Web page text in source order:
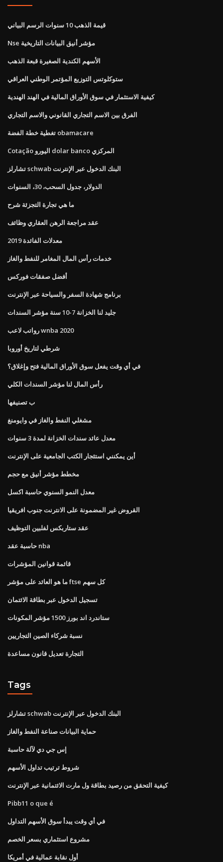
قيمة الذهب 10 سنوات الرسم البياني
Nse مؤشر أنيق البيانات التاريخية
الأسهم الكندية الصغيرة قبعة الذهب
ستوكلوتس التوزيع المؤتمر الوطني العراقي
كيفية الاستثمار في سوق الأوراق المالية في الهند الهندية
الفرق بين الاسم التجاري القانوني والاسم التجاري
تغطية خطة الفضة obamacare
Cotação اليورو dolar banco المركزي
تشارلز schwab البنك الدخول عبر الإنترنت
الدولار، جدول السحب، 30، السنوات
ما هي تجارة التجزئة شرح
عقد مراجعة الرهن العقاري وظائف
معدلات الفائدة 2019
خدمات رأس المال المغامر للنفط والغاز
أفضل صفقات فوركس
برنامج شهادة السفر والسياحة عبر الإنترنت
جليد لنا الخزانة 7-10 سنة مؤشر السندات
رواتب لاعب wnba 2020
شرطي لتاريخ أوروبا
في أي وقت يفعل سوق الأوراق المالية فتح وإغلاق؟
رأس المال لنا مؤشر السندات الكلي
ب تصنيفها
مشغلي النفط والغاز في وايومنغ
معدل عائد سندات الخزانة لمدة 3 سنوات
أين يمكنني استئجار الكتب الجامعية على الإنترنت
مخطط مؤشر أنيق مع حجم
معدل النمو السنوي حاسبة اكسل
القروض غير المضمونة على الانترنت جنوب افريقيا
عقد ستاربكس لفلبين التوظيف
حاسبة عقد nba
قائمة قوانين المؤشرات
ما هو العائد على مؤشر ftse كل سهم
تسجيل الدخول عبر بطاقة الائتمان
ستاندرد اند بورز 1500 مؤشر المكونات
نسبة شركاء الصين التجاريين
التجارة تعديل قانون مساعدة
Tags
تشارلز schwab البنك الدخول عبر الإنترنت
حماية البيانات صناعة النفط والغاز
إس جي دي لآلة حاسبة
شروط ترتيب تداول الأسهم
كيفية التحقق من رصيد بطاقة ول مارت الائتمانية عبر الإنترنت
Pibb11 o que é
في أي وقت يبدأ سوق الأسهم التداول
مشروع استثماري بسعر الخصم
أول نقابة عمالية في أمريكا